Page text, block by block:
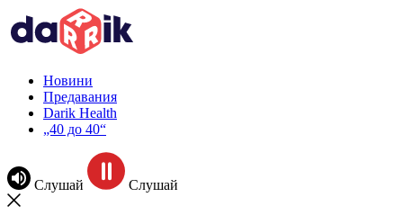
Новини
Предавания
Darik Health
„40 до 40“
Слушай Слушай